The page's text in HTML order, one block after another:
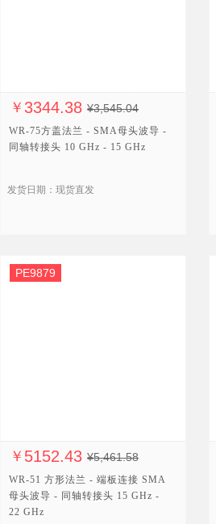
￥ 3344.38 ¥3,545.04
WR-75方盖法兰 - SMA母头波导 -
同轴转接头 10 GHz - 15 GHz
发货日期：现货直发
￥ 5152.43 ¥5,461.58
PE9879
WR-51 方形法兰 - 端板连接 SMA
母头波导 - 同轴转接头 15 GHz -
22 GHz